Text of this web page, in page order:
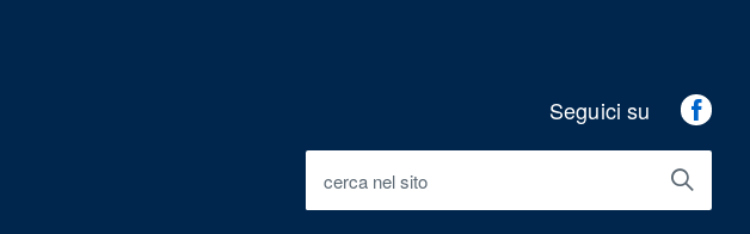
Seguici su
cerca nel sito